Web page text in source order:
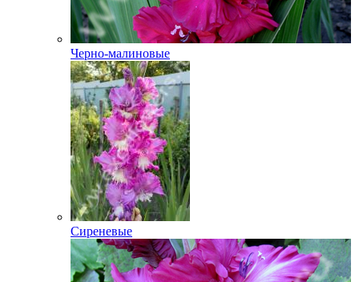
Черно-малиновые
Сиреневые